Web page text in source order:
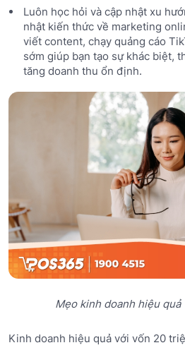
Luôn học hỏi và cập nhật xu
nhật kiến thức về marketing
viết content, chạy quảng cáo
sớm giúp bạn tạo sự khác biệt,
tăng doanh thu ổn định.
Mẹo kinh doanh hiệu
Kinh doanh hiệu quả với vốn 20